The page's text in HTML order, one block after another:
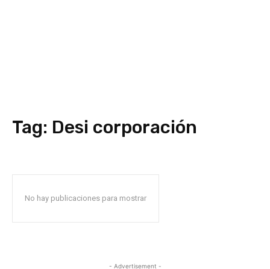
Tag: Desi corporación
No hay publicaciones para mostrar
- Advertisement -